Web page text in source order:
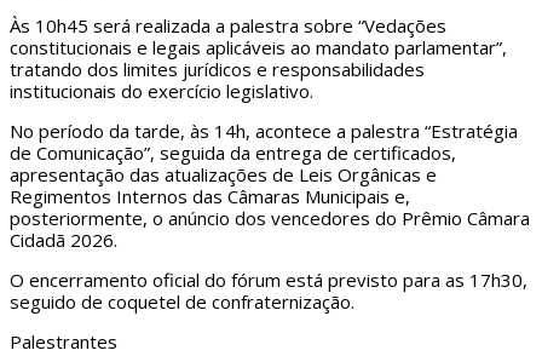
Às 10h45 será realizada a palestra sobre “Vedações
constitucionais e legais aplicáveis ao mandato parlamentar”,
tratando dos limites jurídicos e responsabilidades
institucionais do exercício legislativo.
No período da tarde, às 14h, acontece a palestra “Estratégia
de Comunicação”, seguida da entrega de certificados,
apresentação das atualizações de Leis Orgânicas e
Regimentos Internos das Câmaras Municipais e,
posteriormente, o anúncio dos vencedores do Prêmio Câmara
Cidadã 2026.
O encerramento oficial do fórum está previsto para as 17h30,
seguido de coquetel de confraternização.
Palestrantes